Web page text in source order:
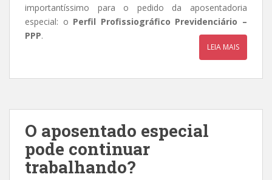
importantíssimo para o pedido da aposentadoria
especial: o Perfil Profissiográfico Previdenciário –
PPP.
LEIA MAIS
O aposentado especial
pode continuar
trabalhando?